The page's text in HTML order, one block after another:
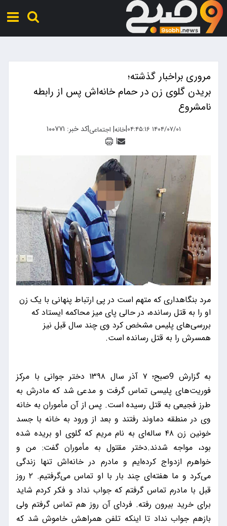
مروری براخبار گذشته؛
بریدن گلوی زن در حمام خانه‌اش پس از رابطه
نامشروع
۱۴۰۴/۰۷/۰۱ ۰۴:۴۵:۱۶ |خانه| اجتماعی|کد خبر: ۱۰۰۷۷۱
|
مرد بنگاهداری که متهم است در پی ارتباط پنهانی با یک زن
او را به قتل رسانده، در حالی پای میز محاکمه ایستاد که
بررسی‌های پلیس مشخص کرد وی چند سال قبل نیز
همسرش را به قتل رسانده است.
به گزارش 9صبح؛ ۷ آذر سال ۱۳۹۸ دختر جوانی با مرکز
فوریت‌های پلیسی تماس گرفت و مدعی شد که مادرش به
طرز فجیعی به قتل رسیده است. پس از آن مأموران به خانه
وی در منطقه دماوند رفتند و بعد از ورود به خانه با جسد
خونین زن ۴۸ ساله‌ای به نام مریم که گلوی او بریده شده
بود، مواجه شدند.دختر مقتول به مأموران گفت: من و
خواهرم ازدواج کرده‌ایم و مادرم در خانه‌اش تنها زندگی
می‌کرد و ما هفته‌ای چند بار با او تماس می‌گرفتیم. ۲ روز
قبل با مادرم تماس گرفتم که جواب نداد و فکر کردم شاید
برای خرید بیرون رفته. فردای آن روز هم تماس گرفتم ولی
بازهم جواب نداد تا اینکه تلفن همراهش خاموش شد که